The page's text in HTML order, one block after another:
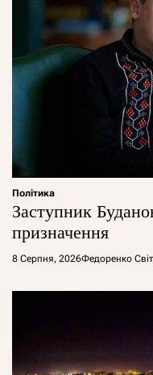
Політика
Заступник
призначення
8 Серпня, 2026Федоренко